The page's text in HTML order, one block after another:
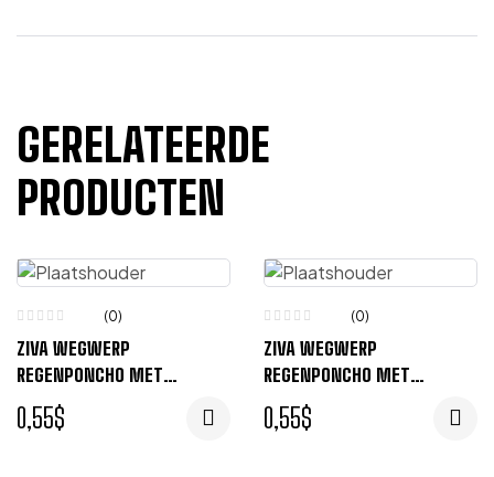
GERELATEERDE
PRODUCTEN
(0)
ZIVA WEGWERP
REGENPONCHO MET
OPBERGTASJE – ORANJE
0,55$
(0)
ZIVA WEGWERP
REGENPONCHO MET
OPBERGTASJE – ROZE
0,55$